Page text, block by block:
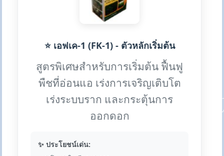
⭐ เอฟเค-1 (FK-1) - ตัวหลักเริ่มต้น
สูตรพิเศษสำหรับการเริ่มต้น ฟื้นฟู
พืชที่อ่อนแอ เร่งการเจริญเติบโต
เร่งระบบราก และกระตุ้นการ
ออกดอก
✨ ประโยชน์เด่น: